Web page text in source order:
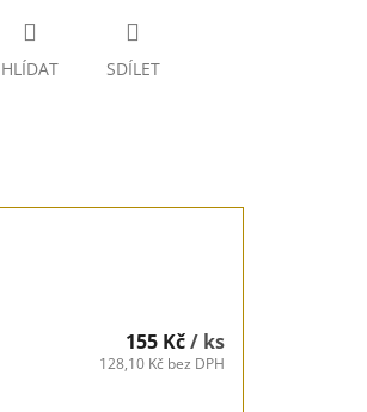
HLÍDAT SDÍLET
155 Kč/ ks
128,10 Kč bez DPH